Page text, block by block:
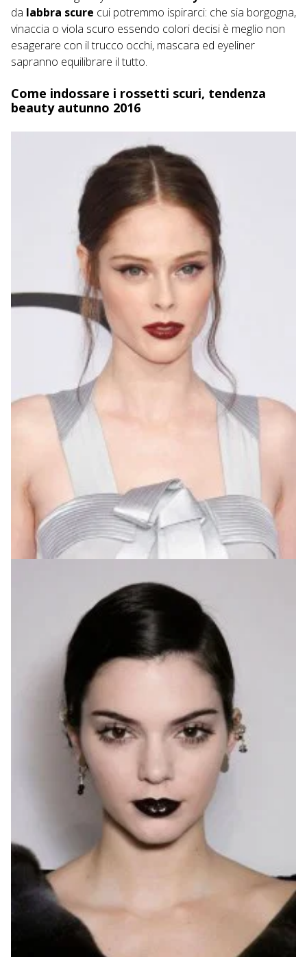
da labbra scure cui potremmo ispirarci: che sia borgogna,
vinaccia o viola scuro essendo colori decisi è meglio non
esagerare con il trucco occhi, mascara ed eyeliner
sapranno equilibrare il tutto.
Come indossare i rossetti scuri, tendenza
beauty autunno 2016